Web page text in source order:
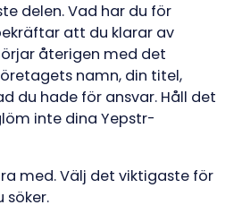
delen. Vad har du för
att du klarar av
återigen med det
namn, din titel,
du hade för ansvar. Håll det
inte dina Yepstr-
med. Välj det viktigaste för
söker.